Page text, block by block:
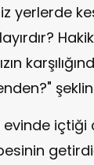
yerlerde
içtiği